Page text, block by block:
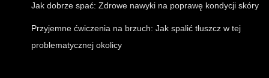
Jak dobrze spać: Zdrowe nawyki na poprawę kondycji skóry
Przyjemne ćwiczenia na brzuch: Jak spalić tłuszcz w tej
problematycznej okolicy